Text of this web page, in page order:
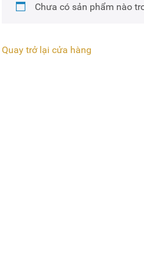
Chưa có sản phẩm nào
Quay trở lại cửa hàng